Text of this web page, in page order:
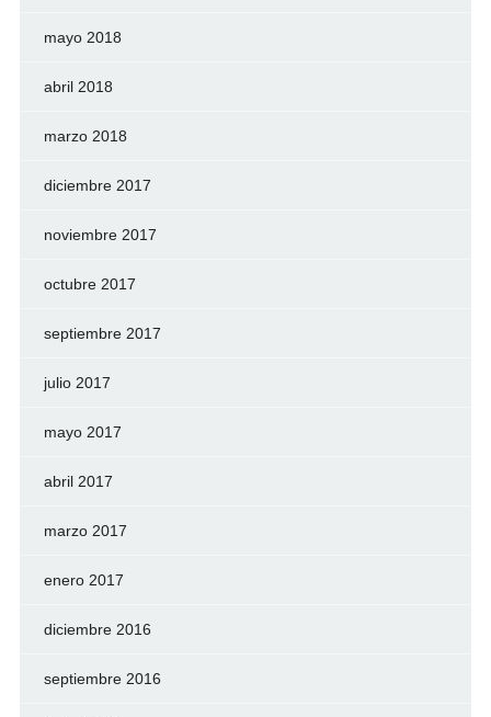
mayo 2018
abril 2018
marzo 2018
diciembre 2017
noviembre 2017
octubre 2017
septiembre 2017
julio 2017
mayo 2017
abril 2017
marzo 2017
enero 2017
diciembre 2016
septiembre 2016